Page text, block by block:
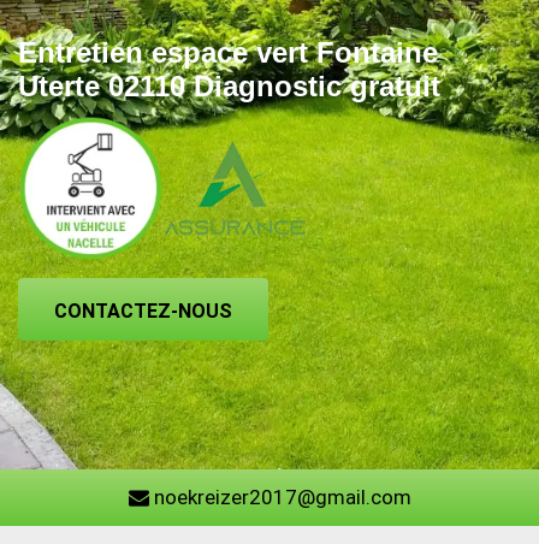
Entretien espace vert Fontaine
Uterte 02110 Diagnostic gratuit
CONTACTEZ-NOUS
noekreizer2017@gmail.com